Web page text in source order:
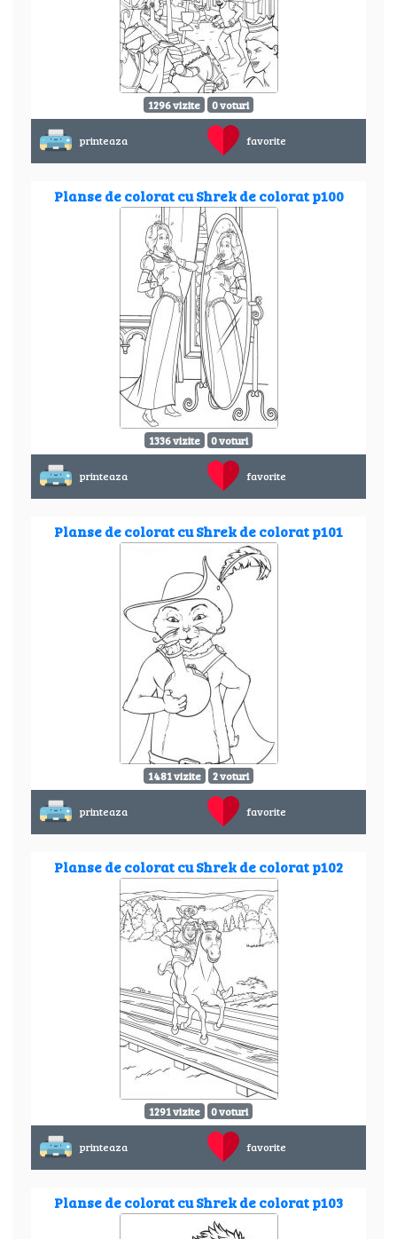
1296 vizite 0 voturi
printeaza favorite
Planse de colorat cu Shrek de colorat p100
1336 vizite 0 voturi
printeaza favorite
Planse de colorat cu Shrek de colorat p101
1481 vizite 2 voturi
printeaza favorite
Planse de colorat cu Shrek de colorat p102
1291 vizite 0 voturi
printeaza favorite
Planse de colorat cu Shrek de colorat p103